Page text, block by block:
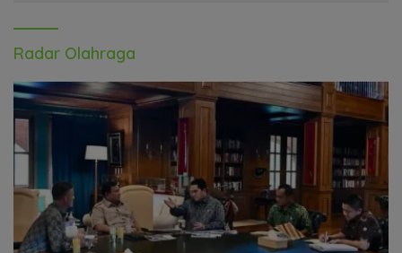
Radar Olahraga